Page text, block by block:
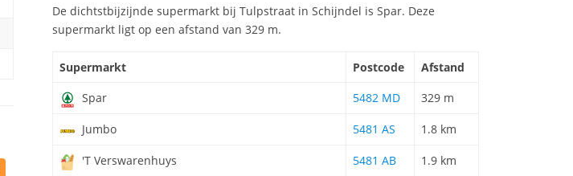
De dichtstbijzijnde supermarkt bij Tulpstraat in Schijndel is Spar. Deze
supermarkt ligt op een afstand van 329 m.
Supermarkt Postcode
Afstand
Spar
5482 MD 329 m
Jumbo 5481 AS 1.8 km
'T Verswarenhuys 5481 AB 1.9 km